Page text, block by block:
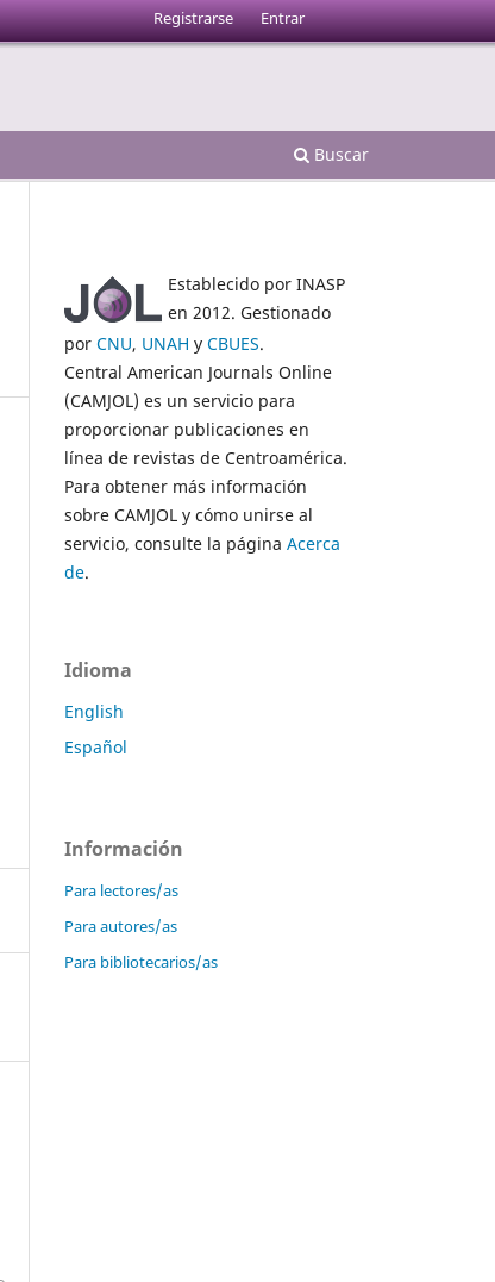
Buscar
Registrarse Entrar
Establecido por INASP
en 2012. Gestionado
por CNU, UNAH y CBUES.
Central American Journals Online
(CAMJOL) es un servicio para
proporcionar publicaciones en
línea de revistas de Centroamérica.
Para obtener más información
sobre CAMJOL y cómo unirse al
servicio, consulte la página Acerca
de.
Idioma
English
Español
Información
Para lectores/as
Para autores/as
Para bibliotecarios/as